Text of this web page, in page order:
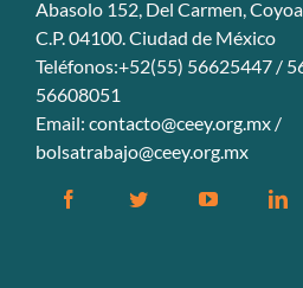
Abasolo 152, Del Carmen,
C.P. 04100. Ciudad de México
Teléfonos:+52(55) 56625447 /
56608051
Email: contacto@ceey.org.mx /
bolsatrabajo@ceey.org.mx
FacebookTwitter YouTube